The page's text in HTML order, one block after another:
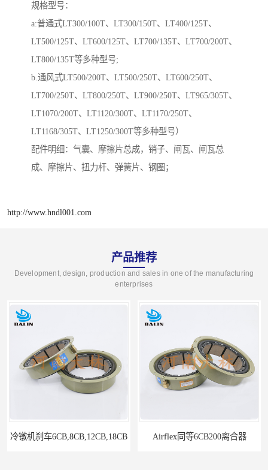
规格型号：
a:普通式LT300/100T、LT300/150T、LT400/125T、
LT500/125T、LT600/125T、LT700/135T、LT700/200T、
LT800/135T等多种型号;
b.通风式LT500/200T、LT500/250T、LT600/250T、
LT700/250T、LT800/250T、LT900/250T、LT965/305T、
LT1070/200T、LT1120/300T、LT1170/250T、
LT1168/305T、LT1250/300T等多种型号）
配件明细：气囊、摩擦片总成，销子、闸瓦、闸瓦总
成、摩擦片、扭力杆、弹簧片、钢圈；
http://www.hndl001.com
产品推荐
Development, design, production and sales in one of the manufacturing
enterprises
冷镦机刹车6CB,8CB,12CB,18CB Airflex同等6CB200离合器